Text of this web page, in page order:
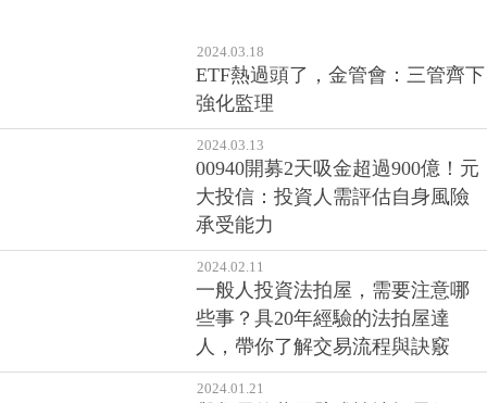
2024.03.18
ETF熱過頭了，金管會：三管齊下
強化監理
2024.03.13
00940開募2天吸金超過900億！元
大投信：投資人需評估自身風險
承受能力
2024.02.11
一般人投資法拍屋，需要注意哪
些事？具20年經驗的法拍屋達
人，帶你了解交易流程與訣竅
2024.01.21